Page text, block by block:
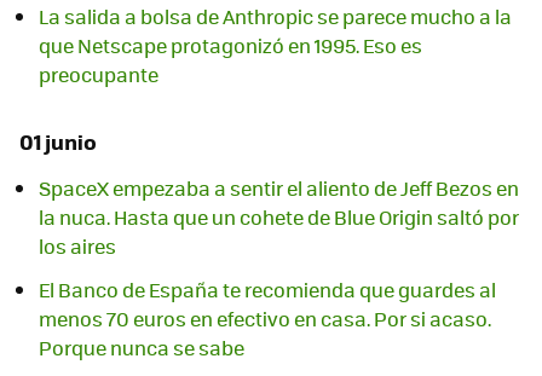
La salida a bolsa de Anthropic se parece mucho a la
que Netscape protagonizó en 1995. Eso es
preocupante
01 junio
SpaceX empezaba a sentir el aliento de Jeff Bezos en
la nuca. Hasta que un cohete de Blue Origin saltó por
los aires
El Banco de España te recomienda que guardes al
menos 70 euros en efectivo en casa. Por si acaso.
Porque nunca se sabe